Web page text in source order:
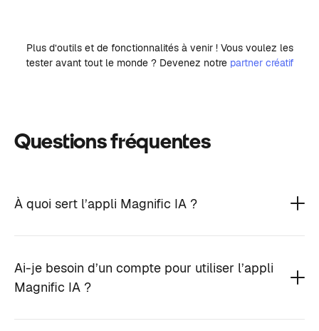
Plus d’outils et de fonctionnalités à venir ! Vous voulez les
tester avant tout le monde ? Devenez notre partner créatif
Questions fréquentes
À quoi sert l’appli Magnific IA ?
Ai-je besoin d’un compte pour utiliser l’appli
Magnific IA ?